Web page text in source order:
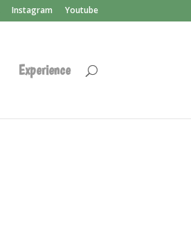
Instagram Youtube
Experience